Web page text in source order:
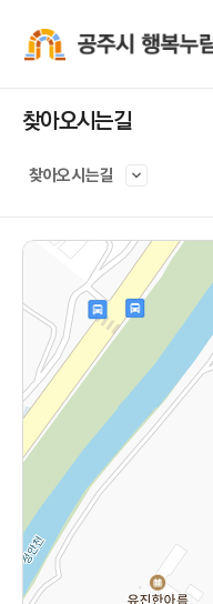
찾아오시는길
찾아오시는길